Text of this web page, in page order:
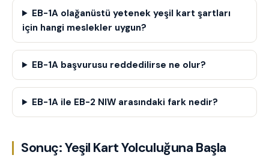
EB-1A olağanüstü yetenek yeşil kart şartları
için hangi meslekler uygun?
EB-1A başvurusu reddedilirse ne olur?
EB-1A ile EB-2 NIW arasındaki fark nedir?
Sonuç: Yeşil Kart Yolculuğuna Başla